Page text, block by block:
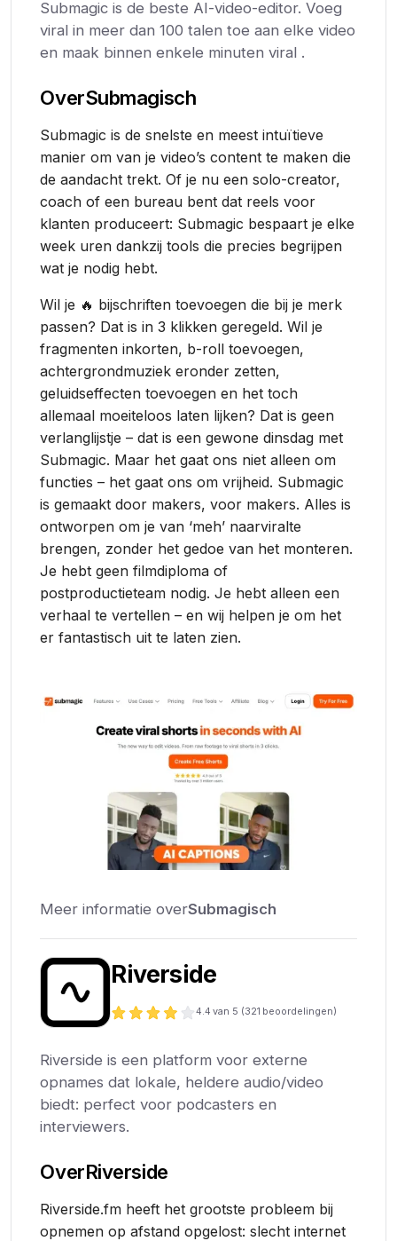
Submagic is de beste AI-video-editor. Voeg
viral in meer dan 100 talen toe aan elke video
en maak binnen enkele minuten viral .
OverSubmagisch
Submagic is de snelste en meest intuïtieve
manier om van je video’s content te maken die
de aandacht trekt. Of je nu een solo-creator,
coach of een bureau bent dat reels voor
klanten produceert: Submagic bespaart je elke
week uren dankzij tools die precies begrijpen
wat je nodig hebt.
Wil je 🔥 bijschriften toevoegen die bij je merk
passen? Dat is in 3 klikken geregeld. Wil je
fragmenten inkorten, b-roll toevoegen,
achtergrondmuziek eronder zetten,
geluidseffecten toevoegen en het toch
allemaal moeiteloos laten lijken? Dat is geen
verlanglijstje – dat is een gewone dinsdag met
Submagic. Maar het gaat ons niet alleen om
functies – het gaat ons om vrijheid. Submagic
is gemaakt door makers, voor makers. Alles is
ontworpen om je van ‘meh’ naarviralte
brengen, zonder het gedoe van het monteren.
Je hebt geen filmdiploma of
postproductieteam nodig. Je hebt alleen een
verhaal te vertellen – en wij helpen je om het
er fantastisch uit te laten zien.
Meer informatie overSubmagisch
Riverside
4.4 van 5 (321 beoordelingen)
Riverside is een platform voor externe
opnames dat lokale, heldere audio/video
biedt: perfect voor podcasters en
interviewers.
OverRiverside
Riverside.fm heeft het grootste probleem bij
opnemen op afstand opgelost: slecht internet